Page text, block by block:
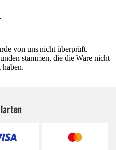
von uns nicht überprüft.
stammen, die die Ware nicht
haben.